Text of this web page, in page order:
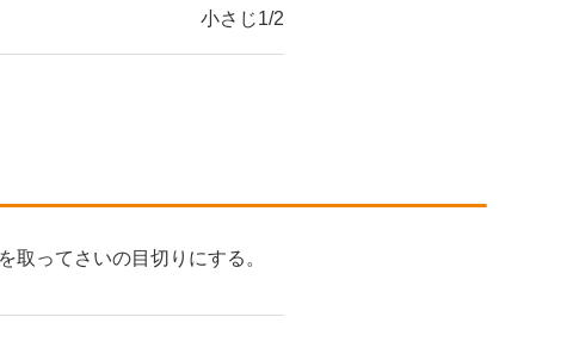
小さじ1/2
取ってさいの目切りにする。